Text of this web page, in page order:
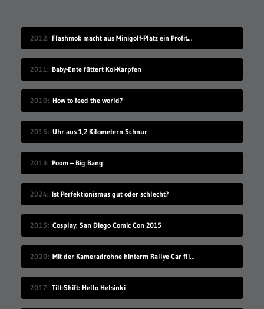
2012 Flashmob macht aus Minigolf-Platz ein Profiturnier
2011 Baby-Ente füttert Koi-Karpfen
2010 How to feed the world?
2016 Uhr aus 1,2 Kilometern Schnur
2013 Poom – Big Bang
2024 Ist Perfektionismus gut oder schlecht?
2015 Cosplay: San Diego Comic Con 2015
2020 Mit der Kameradrohne hinterm Rallye-Car fliegen
2017 Tilt-Shift: Hello Helsinki